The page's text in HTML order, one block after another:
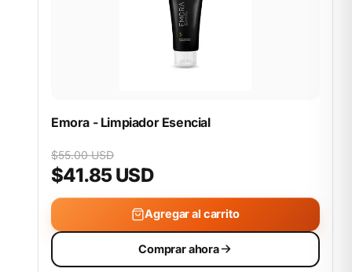
Emora - Limpiador Esencial
$55.00 USD
$41.85 USD
Agregar al carrito
Comprar ahora